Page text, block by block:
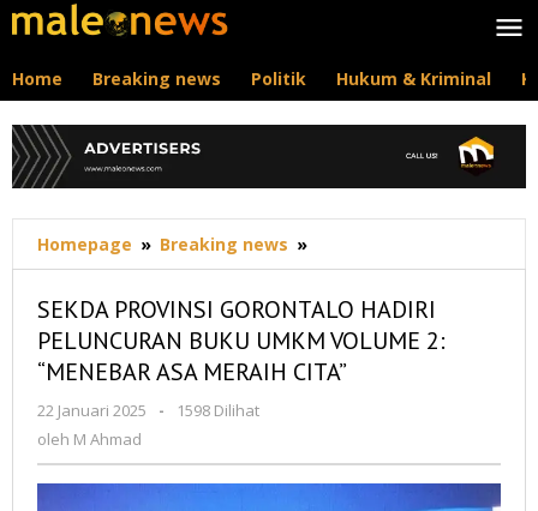
Lewati
ke
Home Breaking news Politik Hukum & Kriminal
Homepage » Breaking news »
PROVINSI
HADIRI
PELUNCURAN
BUKU
"MENEBAR
SEKDA PROVINSI GORONTALO HADIRI
PELUNCURAN BUKU UMKM VOLUME 2:
“MENEBAR ASA MERAIH CITA”
22 Januari 2025
oleh
-
1598 Dilihat
oleh M Ahmad